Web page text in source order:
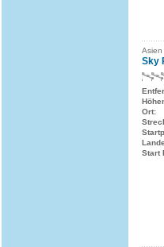
Asien
Sky
Ort:
Start